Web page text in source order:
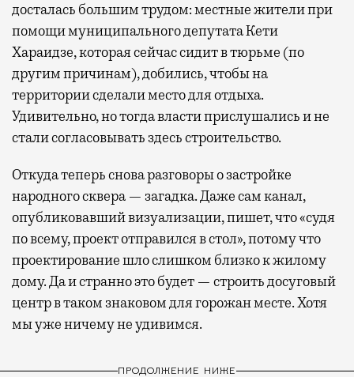
досталась большим трудом: местные жители при
помощи муниципального депутата Кети
Хараидзе, которая сейчас сидит в тюрьме (по
другим причинам), добились, чтобы на
территории сделали место для отдыха.
Удивительно, но тогда власти прислушались и не
стали согласовывать здесь строительство.
Откуда теперь снова разговоры о застройке
народного сквера — загадка. Даже сам канал,
опубликовавший визуализации, пишет, что «судя
по всему, проект отправился в стол», потому что
проектирование шло слишком близко к жилому
дому. Да и странно это будет — строить досуговый
центр в таком знаковом для горожан месте. Хотя
мы уже ничему не удивимся.
ПРОДОЛЖЕНИЕ НИЖЕ